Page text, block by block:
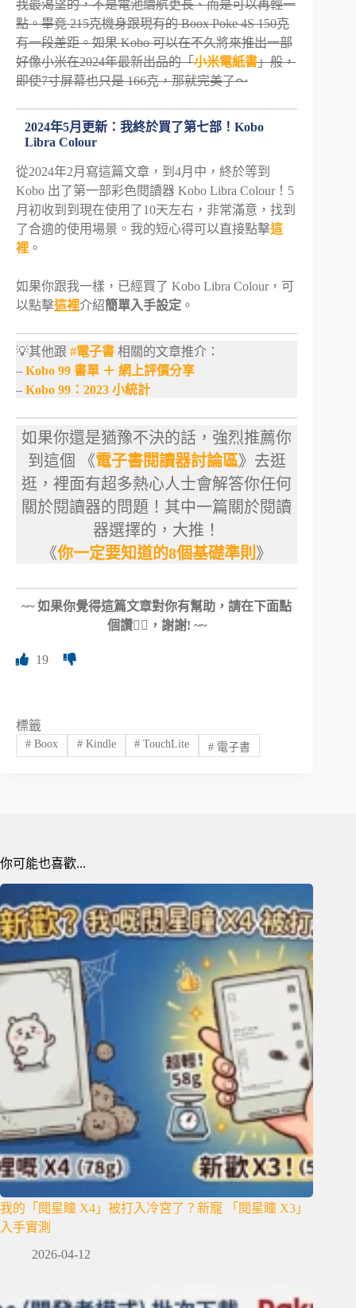
我最渴望的，不是電池續航更長、而是可以再輕一
點。畢竟 215克機身跟現有的 Boox Poke 4S 150克
有一段差距。如果 Kobo 可以在不久將來推出一部
好像小米在2024年最新出品的「小米電紙書」般，
即使7寸屏幕也只是 166克，那就完美了～
2024年5月更新：我終於買了第七部！Kobo
Libra Colour
從2024年2月寫這篇文章，到4月中，終於等到
Kobo 出了第一部彩色閱讀器 Kobo Libra Colour！5
月初收到到現在使用了10天左右，非常滿意，找到
了合適的使用場景。我的短心得可以直接點擊這
裡 。
如果你跟我一樣，已經買了 Kobo Libra Colour，可
以點擊這裡介紹簡單入手設定 。
💡其他跟 #電子書 相關的文章推介：
– Kobo 99 書單 ＋ 網上評價分享
– Kobo 99：2023 小統計
如果你還是猶豫不決的話，強烈推薦你
到這個 《電子書閱讀器討論區》去逛
逛，裡面有超多熱心人士會解答你任何
關於閱讀器的問題！其中一篇關於閱讀
器選擇的，大推！
《你一定要知道的8個基礎準則》
~~ 如果你覺得這篇文章對你有幫助，請在下面點
個讚👍🏻，謝謝! ~~
19
標籤
#Boox #Kindle # TouchLite # 電子書
你可能也喜歡...
我的「閱星瞳 X4」被打入冷宮了？新寵 「閱星瞳 X3」
入手實測
2026-04-12